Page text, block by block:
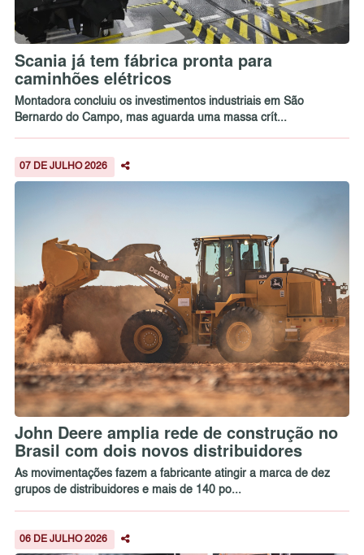
Scania já tem fábrica pronta para
caminhões elétricos
Montadora concluiu os investimentos industriais em São
Bernardo do Campo, mas aguarda uma massa crít...
07 DE JULHO 2026
John Deere amplia rede de construção no
Brasil com dois novos distribuidores
As movimentações fazem a fabricante atingir a marca de dez
grupos de distribuidores e mais de 140 po...
06 DE JULHO 2026